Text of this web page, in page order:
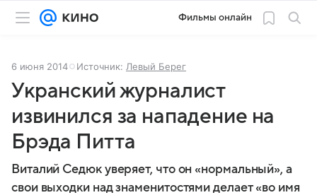
Фильмы онлайн
6 июня 2014 Источник: Левый Берег
Укранский журналист
извинился за нападение на
Брэда Питта
Виталий Седюк уверяет, что он «нормальный», а
свои выходки над знаменитостями делает «во имя